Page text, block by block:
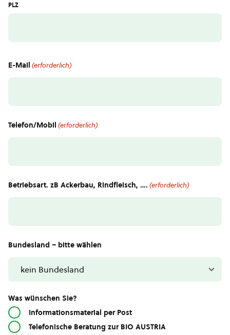
PLZ
E-Mail (erforderlich)
Telefon/Mobil (erforderlich)
Betriebsart. zB Ackerbau, Rindfleisch, …. (erforderlich)
Bundesland – bitte wählen
Was wünschen Sie?
Informationsmaterial per Post
Telefonische Beratung zur BIO AUSTRIA